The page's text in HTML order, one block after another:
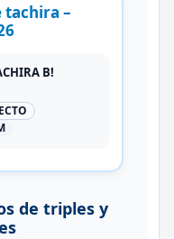
tachira –
B!
de triples y